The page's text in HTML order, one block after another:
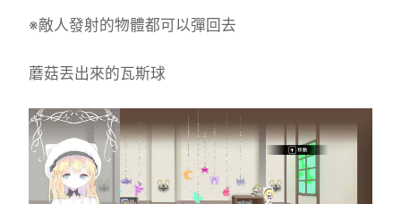
※敵人發射的物體都可以彈回去
蘑菇丟出來的瓦斯球